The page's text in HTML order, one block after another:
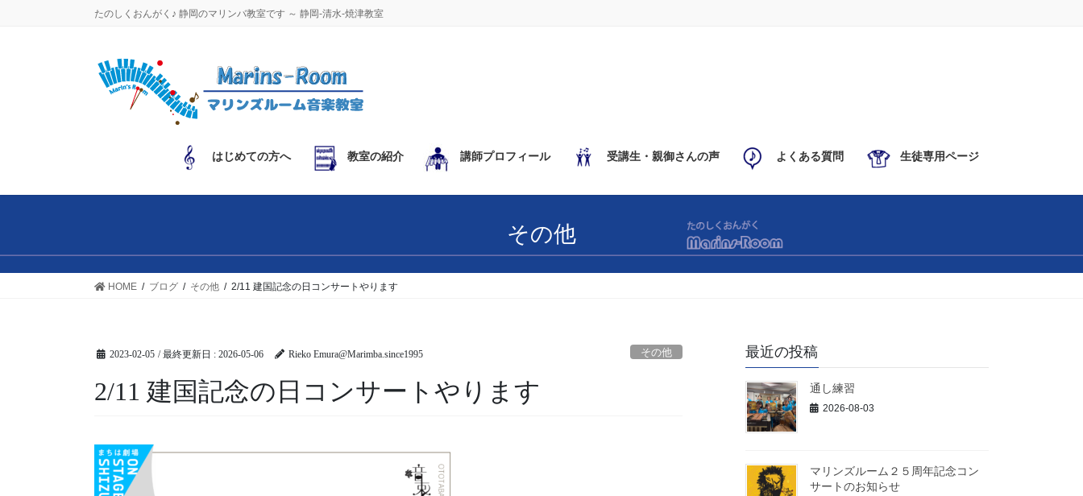
たのしくおんがく♪ 静岡のマリンバ教室です ～ 静岡-清水-焼津教室
はじめての方へ 教室の紹介 講師プロフィール 受講生・親御さんの声 よくある質問 生徒専用ページ
その他
HOME ブログ その他 2/11 建国記念の日コンサートやります
2023-02-05 / 最終更新日 : 2026-05-06 Rieko Emura@Marimba.since1995 その他
2/11 建国記念の日コンサートやります
最近の投稿
通し練習
2026-08-03
マリンズルーム２５周年記念コン
サートのお知らせ